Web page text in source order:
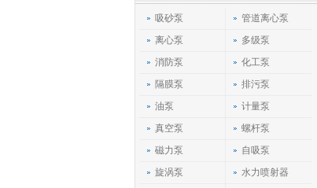
吸砂泵
管道离心泵
离心泵
多级泵
消防泵
化工泵
隔膜泵
排污泵
油泵
计量泵
真空泵
螺杆泵
磁力泵
自吸泵
旋涡泵
水力喷射器